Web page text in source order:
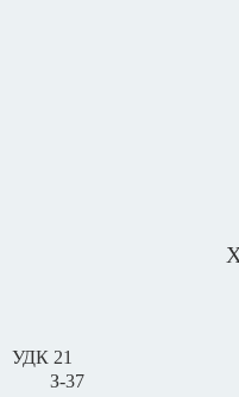
УДК 21
З-37